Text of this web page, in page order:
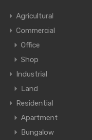
Agricultural
Commercial
Office
Shop
Industrial
Land
Residential
Apartment
Bungalow